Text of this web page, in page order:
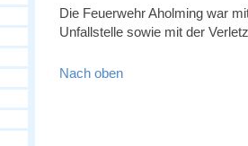
Die Feuerwehr Aholming war
Unfallstelle sowie mit der
Nach oben